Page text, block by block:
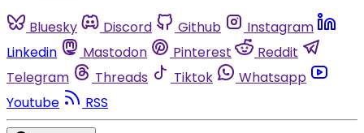
Bluesky Discord Github
Instagram
Linkedin
Mastodon Pinterest
Reddit
Telegram
Threads Tiktok
Whatsapp
Youtube
RSS